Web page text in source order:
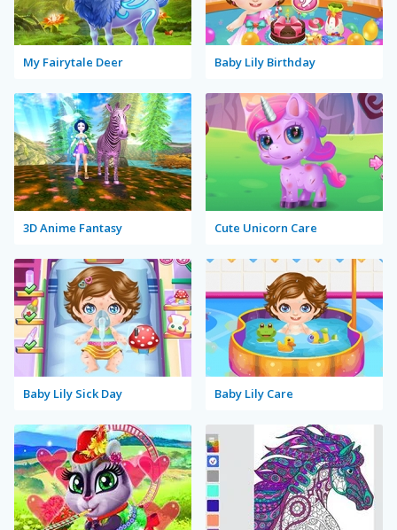
My Fairytale Deer Baby Lily Birthday
3D Anime Fantasy Cute Unicorn Care
Baby Lily Sick Day Baby Lily Care